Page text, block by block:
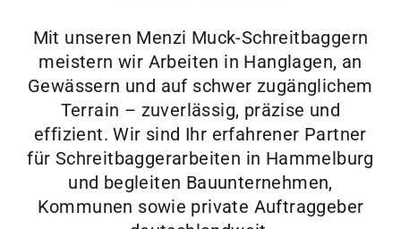
Mit unseren Menzi Muck-Schreitbaggern
meistern wir Arbeiten in Hanglagen, an
Gewässern und auf schwer zugänglichem
Terrain – zuverlässig, präzise und
effizient. Wir sind Ihr erfahrener Partner
für Schreitbaggerarbeiten in Hammelburg
und begleiten Bauunternehmen,
Kommunen sowie private Auftraggeber